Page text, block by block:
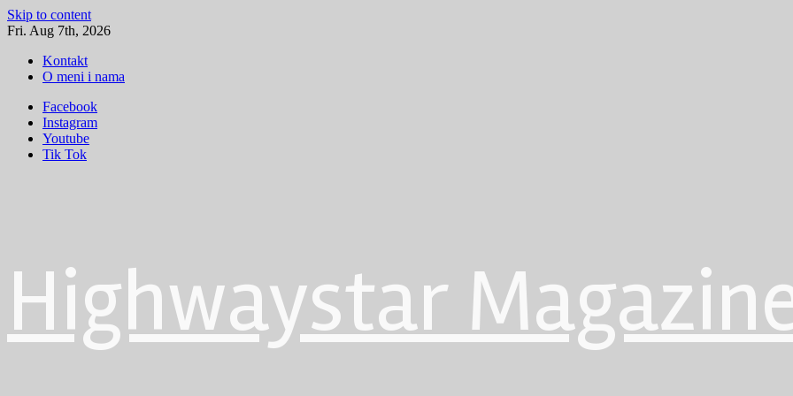
Skip to content
Fri. Aug 7th, 2026
Kontakt
O meni i nama
Facebook
Instagram
Youtube
Tik Tok
Highwaystar